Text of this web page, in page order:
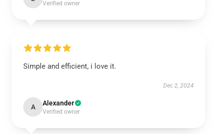
Verified owner
Simple and efficient, i love it.
Dec 2, 2024
A Alexander
Verified owner